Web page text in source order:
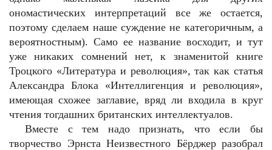
ономастических интерпретаций все же остается,
поэтому сделаем наше суждение не категоричным, а
вероятностным). Само ее название восходит, и тут
уже никаких сомнений нет, к знаменитой книге
Троцкого «Литература и революция», так как статья
Александра Блока «Интеллигенция и революция»,
имеющая схожее заглавие, вряд ли входила в круг
чтения тогдашних британских интеллектуалов.
Вместе с тем надо признать, что если бы
творчество Эрнста Неизвестного Бёрджер разобрал